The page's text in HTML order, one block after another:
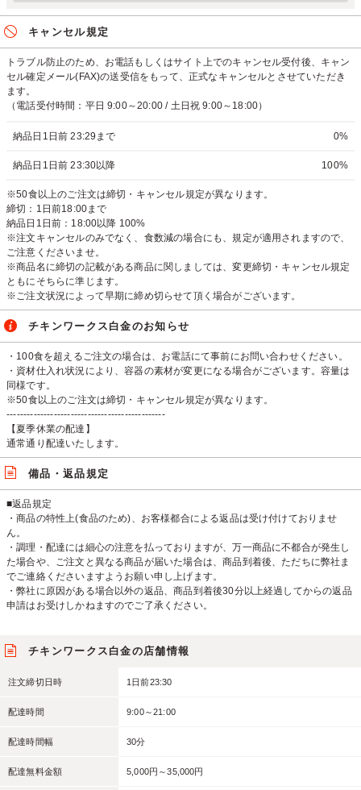
キャンセル規定
トラブル防止のため、お電話もしくはサイト上でのキャンセル受付後、キャン
セル確定メール(FAX)の送受信をもって、正式なキャンセルとさせていただき
ます。
（電話受付時間：平日 9:00～20:00 / 土日祝 9:00～18:00）
納品日1日前 23:29まで 0%
納品日1日前 23:30以降 100%
※50食以上のご注文は締切・キャンセル規定が異なります。
締切：1日前18:00まで
納品日1日前：18:00以降 100%
※注文キャンセルのみでなく、食数減の場合にも、規定が適用されますので、
ご注意くださいませ。
※商品名に締切の記載がある商品に関しましては、変更締切・キャンセル規定
ともにそちらに準じます。
※ご注文状況によって早期に締め切らせて頂く場合がございます。
チキンワークス白金のお知らせ
・100食を超えるご注文の場合は、お電話にて事前にお問い合わせください。
・資材仕入れ状況により、容器の素材が変更になる場合がございます。容量は
同様です。
※50食以上のご注文は締切・キャンセル規定が異なります。
-----------------------------------------------
【夏季休業の配達】
通常通り配達いたします。
備品・返品規定
■返品規定
・商品の特性上(食品のため)、お客様都合による返品は受け付けておりませ
ん。
・調理・配達には細心の注意を払っておりますが、万一商品に不都合が発生し
た場合や、ご注文と異なる商品が届いた場合は、商品到着後、ただちに弊社ま
でご連絡くださいますようお願い申し上げます。
・弊社に原因がある場合以外の返品、商品到着後30分以上経過してからの返品
申請はお受けしかねますのでご了承ください。
チキンワークス白金の店舗情報
注文締切日時 1日前23:30
配達時間 9:00～21:00
配達時間幅 30分
配達無料金額 5,000円～35,000円